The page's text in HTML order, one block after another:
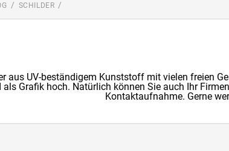
SCHILDER
aus UV-beständigem Kunststoff mit vielen freien
als Grafik hoch. Natürlich können Sie auch Ihr
Kontaktaufnahme. Gerne